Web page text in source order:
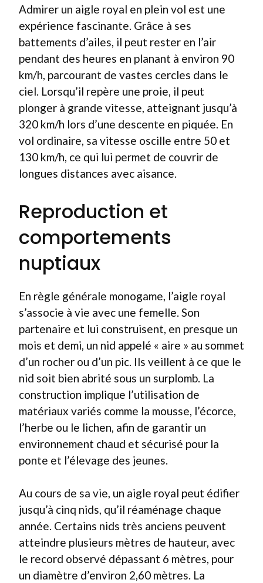
Admirer un aigle royal en plein vol est une
expérience fascinante. Grâce à ses
battements d’ailes, il peut rester en l’air
pendant des heures en planant à environ 90
km/h, parcourant de vastes cercles dans le
ciel. Lorsqu’il repère une proie, il peut
plonger à grande vitesse, atteignant jusqu’à
320 km/h lors d’une descente en piquée. En
vol ordinaire, sa vitesse oscille entre 50 et
130 km/h, ce qui lui permet de couvrir de
longues distances avec aisance.
Reproduction et
comportements
nuptiaux
En règle générale monogame, l’aigle royal
s’associe à vie avec une femelle. Son
partenaire et lui construisent, en presque un
mois et demi, un nid appelé « aire » au sommet
d’un rocher ou d’un pic. Ils veillent à ce que le
nid soit bien abrité sous un surplomb. La
construction implique l’utilisation de
matériaux variés comme la mousse, l’écorce,
l’herbe ou le lichen, afin de garantir un
environnement chaud et sécurisé pour la
ponte et l’élevage des jeunes.
Au cours de sa vie, un aigle royal peut édifier
jusqu’à cinq nids, qu’il réaménage chaque
année. Certains nids très anciens peuvent
atteindre plusieurs mètres de hauteur, avec
le record observé dépassant 6 mètres, pour
un diamètre d’environ 2,60 mètres. La